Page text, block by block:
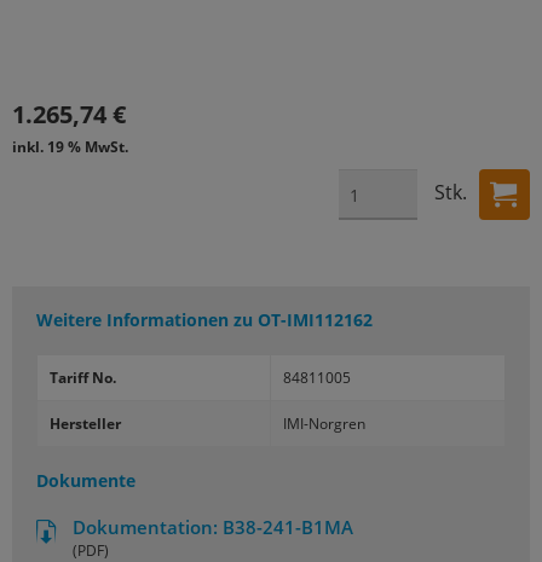
1.265,74 €
inkl. 19 % MwSt.
Stk.
Weitere Informationen zu OT-IMI112162
Tariff No. 84811005
Hersteller IMI-Norgren
Dokumente
Dokumentation: B38-241-B1MA
(PDF)